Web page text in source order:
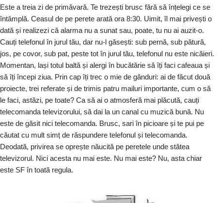
Este a treia zi de primăvară. Te trezești brusc fără să înțelegi ce se
întâmplă. Ceasul de pe perete arată ora 8:30. Uimit, îl mai privești o
dată și realizezi că alarma nu a sunat sau, poate, tu nu ai auzit-o.
Cauți telefonul în jurul tău, dar nu-l găsești: sub pernă, sub pătură,
jos, pe covor, sub pat, peste tot în jurul tău, telefonul nu este nicăieri.
Momentan, lași totul baltă și alergi în bucătărie să îți faci cafeaua și
să îți începi ziua. Prin cap îți trec o mie de gânduri: ai de făcut două
proiecte, trei referate și de trimis patru mailuri importante, cum o să
le faci, astăzi, pe toate? Ca să ai o atmosferă mai plăcută, cauți
telecomanda televizorului, să dai la un canal cu muzică bună. Nu
este de găsit nici telecomanda. Brusc, sari în picioare și te pui pe
căutat cu mult simț de răspundere telefonul și telecomanda.
Deodată, privirea se oprește năucită pe peretele unde stătea
televizorul. Nici acesta nu mai este. Nu mai este? Nu, asta chiar
este SF în toată regula.